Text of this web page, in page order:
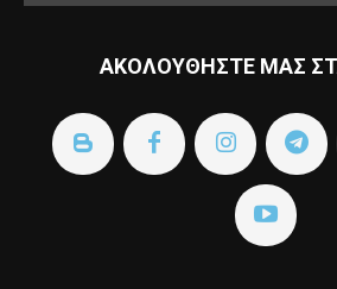
ΑΚΟΛΟΥΘΗΣΤΕ ΜΑΣ